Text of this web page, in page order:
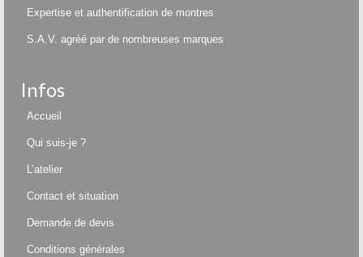
Expertise et authentification de montres
S.A.V. agréé par de nombreuses marques
Infos
Accueil
Qui suis-je ?
L’atelier
Contact et situation
Demande de devis
Conditions générales